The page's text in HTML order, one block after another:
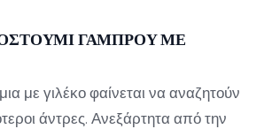
ΓΑΜΠΡΟΥ ΜΕ
με γιλέκο φαίνεται να αναζητούν
άντρες. Ανεξάρτητα από την